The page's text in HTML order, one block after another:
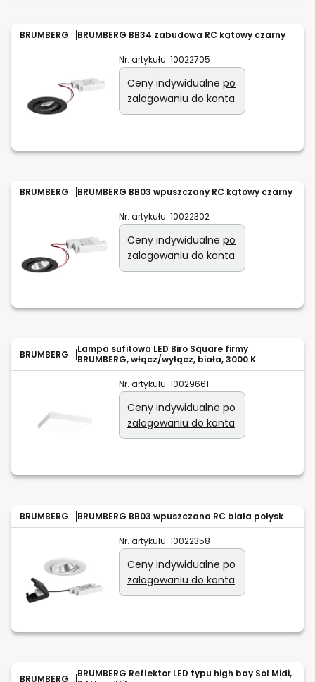
BRUMBERG BRUMBERG BB34 zabudowa RC kątowy czarny
Nr. artykułu: 10022705
Ceny indywidualne po
zalogowaniu do konta
BRUMBERG BRUMBERG BB03 wpuszczany RC kątowy czarny
Nr. artykułu: 10022302
Ceny indywidualne po
zalogowaniu do konta
BRUMBERG
Lampa sufitowa LED Biro Square firmy
BRUMBERG, włącz/wyłącz, biała, 3000 K
Nr. artykułu: 10029661
Ceny indywidualne po
zalogowaniu do konta
BRUMBERG BRUMBERG BB03 wpuszczana RC biała połysk
Nr. artykułu: 10022358
Ceny indywidualne po
zalogowaniu do konta
BRUMBERG
BRUMBERG Reflektor LED typu high bay Sol Midi,